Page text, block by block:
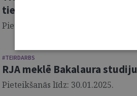
tiesību nodaļā
Pieteikšanās līdz: 27.01.2025.
#TEIRDARBS
RJA meklē Bakalaura
Pieteikšanās līdz: 30.01.2025.